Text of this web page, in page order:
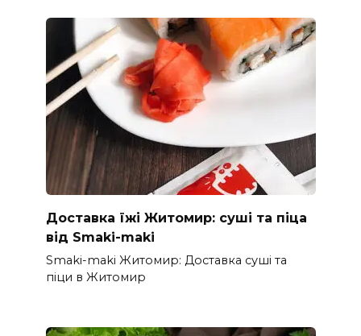
Доставка їжі Житомир: суші та піца
від Smaki-maki
Smaki-maki Житомир: Доставка суші та
піци в Житомир